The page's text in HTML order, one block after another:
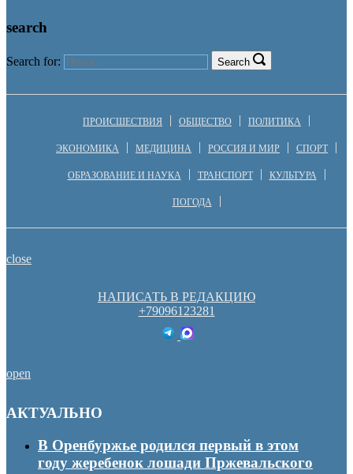
search
Search for: Search
ПРОИСШЕСТВИЯ ОБЩЕСТВО ПОЛИТИКА
ЭКОНОМИКА МЕДИЦИНА РОССИЯ И МИР СПОРТ
ОБРАЗОВАНИЕ И НАУКА ТРАНСПОРТ КУЛЬТУРА
ПОГОДА
close
НАПИСАТЬ В РЕДАКЦИЮ
+79096123281
open
АКТУАЛЬНО
В Оренбуржье родился первый в этом
году жеребенок лошади Пржевальского